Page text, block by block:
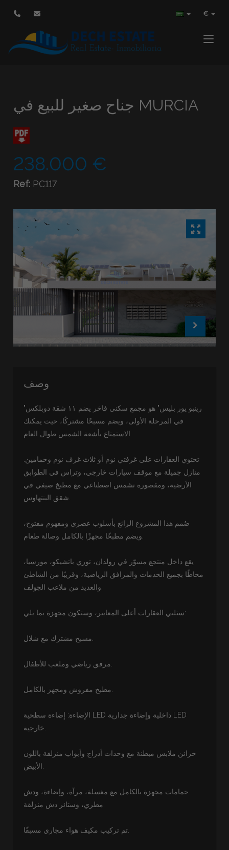
€
جناح صغير للبيع في MURCIA
238.000 €
Ref: PC117
وصف
"رينبو يور بليس" هو مجمع سكني فاخر يضم ١١ شقة دوبلكس
في المرحلة الأولى، ويضم مسبحًا مشتركًا، حيث يمكنك
تحتوي العقارات على غرفتي نوم أو ثلاث غرف نوم وحمامين.
منازل جميلة مع موقف سيارات خارجي، وتراس في الطوابق
الأرضية، ومقصورة تشمس اصطناعي مع مطبخ صيفي في
صُمم هذا المشروع الرائع بأسلوب عصري ومفهوم مفتوح،
يقع داخل منتجع مسوّر في رولدان، توري باتشيكو، مورسيا،
محاطًا بجميع الخدمات والمرافق الرياضية، وقريبًا من الشاطئ
ستلبي العقارات أعلى المعايير، وستكون مجهزة بما يلي:
الإضاءة: إضاءة سطحية LED داخلية وإضاءة جدارية LED
خزائن ملابس مبطنة مع وحدات أدراج وأبواب منزلقة باللون
حمامات مجهزة بالكامل مع مغسلة، مرآة، وإضاءة، ودش